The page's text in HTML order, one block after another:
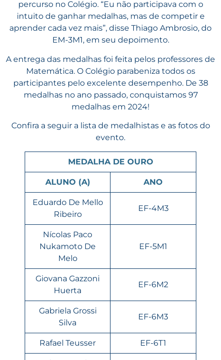
percurso no Colégio. “Eu não participava com o
intuito de ganhar medalhas, mas de competir e
aprender cada vez mais”, disse Thiago Ambrosio, do
EM-3M1, em seu depoimento.
A entrega das medalhas foi feita pelos professores de
Matemática. O Colégio parabeniza todos os
participantes pelo excelente desempenho. De 38
medalhas no ano passado, conquistamos 97
medalhas em 2024!
Confira a seguir a lista de medalhistas e as fotos do
evento.
MEDALHA DE OURO
ALUNO (A) ANO
Eduardo De Mello
Ribeiro
EF-4M3
Nícolas Paco
Nukamoto De
Melo
EF-5M1
Giovana Gazzoni
Huerta
EF-6M2
Gabriela Grossi
Silva
EF-6M3
Rafael Teusser EF-6T1